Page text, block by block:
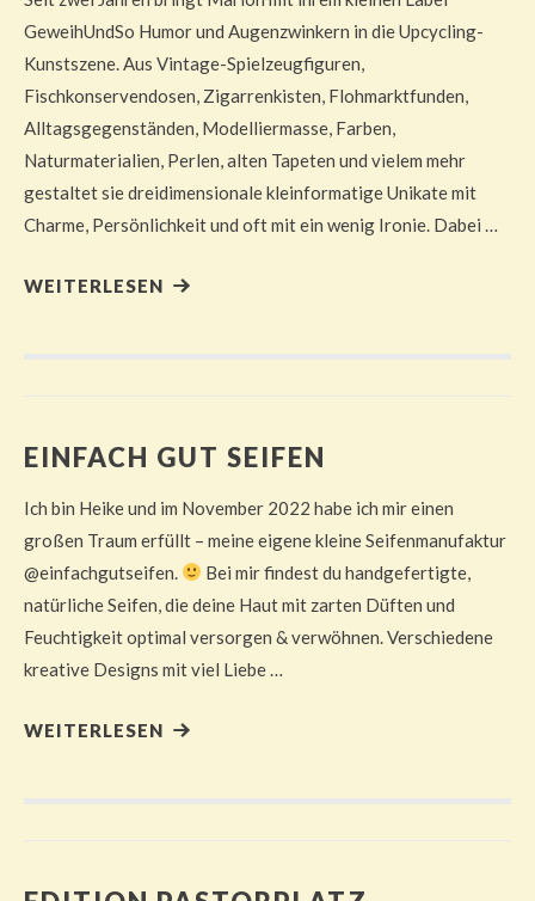
GeweihUndSo Humor und Augenzwinkern in die Upcycling-
Kunstszene. Aus Vintage-Spielzeugfiguren,
Fischkonservendosen, Zigarrenkisten, Flohmarktfunden,
Alltagsgegenständen, Modelliermasse, Farben,
Naturmaterialien, Perlen, alten Tapeten und vielem mehr
gestaltet sie dreidimensionale kleinformatige Unikate mit
Charme, Persönlichkeit und oft mit ein wenig Ironie. Dabei …
WEITERLESEN
EINFACH GUT SEIFEN
Ich bin Heike und im November 2022 habe ich mir einen
großen Traum erfüllt – meine eigene kleine Seifenmanufaktur
@einfachgutseifen.
Bei mir findest du handgefertigte,
natürliche Seifen, die deine Haut mit zarten Düften und
Feuchtigkeit optimal versorgen & verwöhnen. Verschiedene
kreative Designs mit viel Liebe …
WEITERLESEN